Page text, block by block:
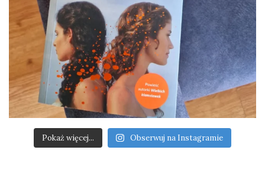
Pokaż więcej... Obserwuj na Instagramie